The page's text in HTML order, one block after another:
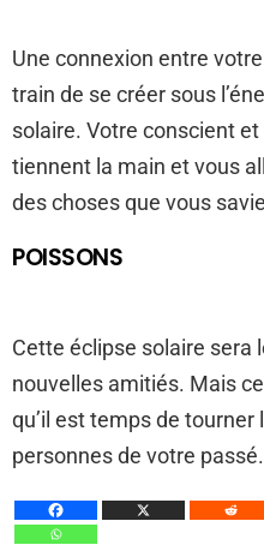
Une connexion entre
train de se créer sous
solaire. Votre conscient
tiennent la main et vous
des choses que vous
POISSONS
Cette éclipse solaire sera
nouvelles amitiés. Mais
qu’il est temps de
personnes de votre passé.